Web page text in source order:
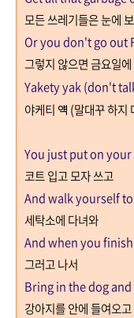
모든 쓰레기들은 눈에
Or you don't go out
그렇지 않으면 금요일
Yakety yak (don't
야케티 얙 (말대꾸 하지
You just put on
코트 입고 모자 쓰고
And walk yourself
세탁소에 다녀와
And when you
그러고 나서
Bring in the dog
강아지를 안에 들여오